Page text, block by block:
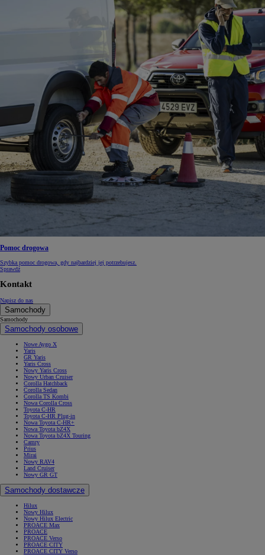
Pomoc drogowa
Szybka pomoc drogowa, gdy najbardziej jej potrzebujesz.
Sprawdź
Kontakt
Napisz do nas
Samochody
Samochody
Samochody osobowe
Nowe Aygo X
Yaris
GR Yaris
Yaris Cross
Nowy Yaris Cross
Nowy Urban Cruiser
Corolla Hatchback
Corolla Sedan
Corolla TS Kombi
Nowa Corolla Cross
Toyota C-HR
Toyota C-HR Plug-in
Nowa Toyota C-HR+
Nowa Toyota bZ4X
Nowa Toyota bZ4X Touring
Camry
Prius
Mirai
Nowy RAV4
Land Cruiser
Nowy GR GT
Samochody dostawcze
Hilux
Nowy Hilux
Nowy Hilux Electric
PROACE Max
PROACE
PROACE Verso
PROACE CITY
PROACE CITY Verso